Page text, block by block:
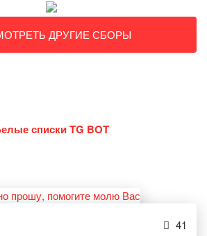
ДРУГИЕ СБОРЫ
списки TG BOT
41